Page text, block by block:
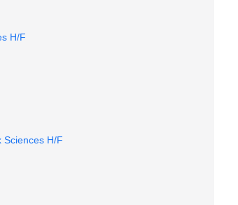
H/F
Sciences H/F